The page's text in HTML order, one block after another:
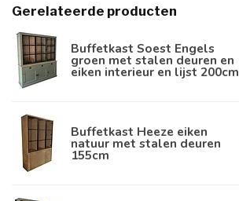
Gerelateerde producten
Buffetkast Soest Engels
groen met stalen deuren en
eiken interieur en lijst 200cm
Buffetkast Heeze eiken
natuur met stalen deuren
155cm